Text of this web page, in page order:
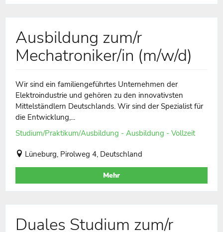
Ausbildung zum/r
Mechatroniker/in (m/w/d)
Wir sind ein familiengeführtes Unternehmen der
Elektroindustrie und gehören zu den innovativsten
Mittelständlern Deutschlands. Wir sind der Spezialist für
die Entwicklung,...
Studium/Praktikum/Ausbildung - Ausbildung - Vollzeit
Lüneburg, Pirolweg 4, Deutschland
Mehr
Duales Studium zum/r